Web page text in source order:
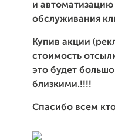
и
обслуживания
Купив акции
стоимость
это будет
близкими.!!!!
Спасибо всем